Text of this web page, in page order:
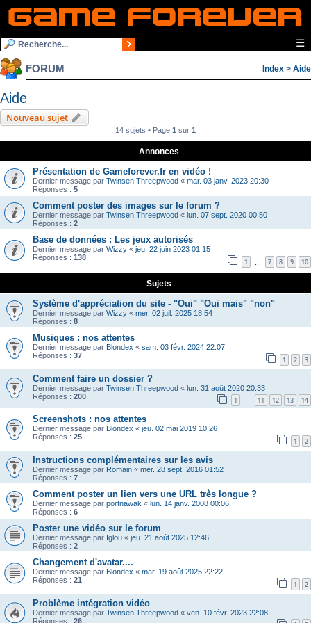
☰
FORUM Index > Aide
Aide
Nouveau sujet
14 sujets • Page 1 sur 1
Annonces
Présentation de Gameforever.fr en vidéo !
Dernier message par Twinsen Threepwood « mar. 03 janv. 2023 20:30
Réponses : 5
Comment poster des images sur le forum ?
Dernier message par Twinsen Threepwood « lun. 07 sept. 2020 00:50
Réponses : 2
Base de données : Les jeux autorisés
Dernier message par Wizzy « jeu. 22 juin 2023 01:15
Réponses : 138 1 7 8 9 10
Sujets
Système d'appréciation du site - "Oui" "Oui mais" "non"
Dernier message par Wizzy « mer. 02 juil. 2025 18:54
Réponses : 8
Musiques : nos attentes
Dernier message par Blondex « sam. 03 févr. 2024 22:07
Réponses : 37 1 2 3
Comment faire un dossier ?
Dernier message par Twinsen Threepwood « lun. 31 août 2020 20:33
Réponses : 200 1 11 12 13 14
Screenshots : nos attentes
Dernier message par Blondex « jeu. 02 mai 2019 10:26
Réponses : 25 1 2
Instructions complémentaires sur les avis
Dernier message par Romain « mer. 28 sept. 2016 01:52
Réponses : 7
Comment poster un lien vers une URL très longue ?
Dernier message par portnawak « lun. 14 janv. 2008 00:06
Réponses : 6
Poster une vidéo sur le forum
Dernier message par Iglou « jeu. 21 août 2025 12:46
Réponses : 2
Changement d'avatar....
Dernier message par Blondex « mar. 19 août 2025 22:22
Réponses : 21 1 2
Problème intégration vidéo
Dernier message par Twinsen Threepwood « ven. 10 févr. 2023 22:08
Réponses : 26